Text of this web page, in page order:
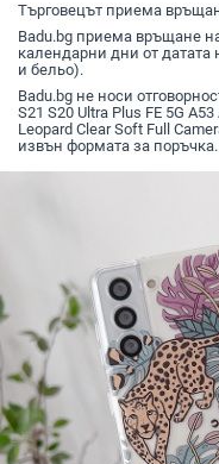
17 Pro/
Търговецът приема
Badu.bg приема връщане
календарни дни от
и бельо).
Badu.bg не носи
S21 S20 Ultra Plus FE 5G
Leopard Clear Soft Full
извън формата за поръчка.